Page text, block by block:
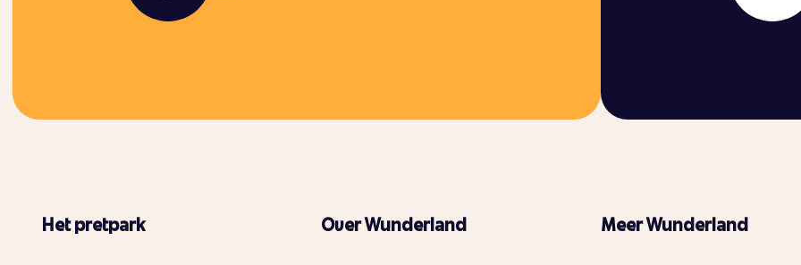
Het pretpark Over Wunderland Meer Wunderland